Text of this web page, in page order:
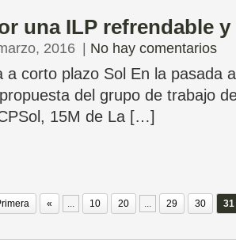
una ILP refrendable
2016 No hay comentarios
a corto plazo Sol En la pasada
del grupo de trabajo
15M de La […]
« ... 10 20 ... 29 30 31